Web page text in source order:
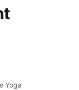
Yoga